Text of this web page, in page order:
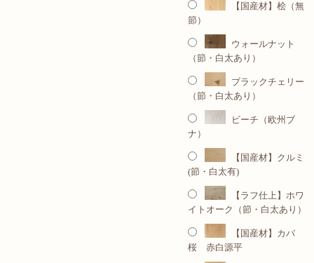
【国産材】桧（無
節）
ウォールナット
（節・白太あり）
ブラックチェリー
（節・白太あり）
ビーチ（欧州ブ
ナ）
【国産材】クルミ
(節・白太有)
【ラフ仕上】ホワ
イトオーク（節・白太あり）
【国産材】カバ
桜 赤白源平